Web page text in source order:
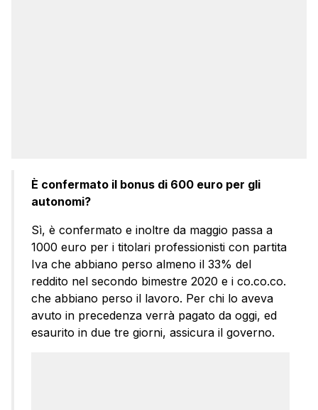
È confermato il bonus di 600 euro per gli
autonomi?
Sì, è confermato e inoltre da maggio passa a
1000 euro per i titolari professionisti con partita
Iva che abbiano perso almeno il 33% del
reddito nel secondo bimestre 2020 e i co.co.co.
che abbiano perso il lavoro. Per chi lo aveva
avuto in precedenza verrà pagato da oggi, ed
esaurito in due tre giorni, assicura il governo.